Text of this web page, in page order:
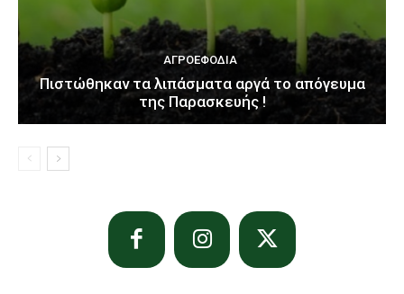
ΑΓΡΟΕΦΌΔΙΑ
Πιστώθηκαν τα λιπάσματα αργά το απόγευμα
της Παρασκευής !